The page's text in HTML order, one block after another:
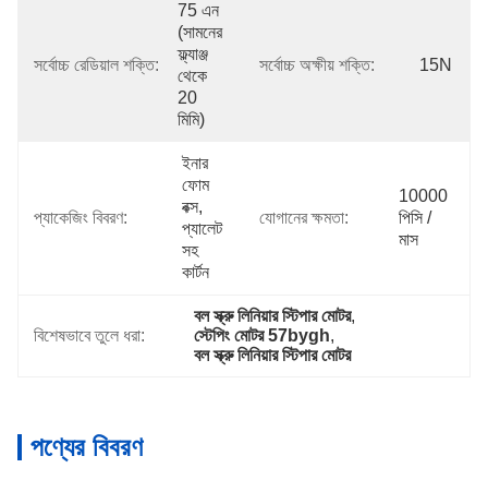
সর্বোচ্চ রেডিয়াল শক্তি:
75 এন
(সামনের
ফ্ল্যাঞ্জ
থেকে
20
মিমি)
সর্বোচ্চ অক্ষীয় শক্তি: 15N
প্যাকেজিং বিবরণ:
ইনার
ফোম
বক্স,
প্যালেট
সহ
কার্টন
যোগানের ক্ষমতা:
10000
পিসি /
মাস
বিশেষভাবে তুলে ধরা:
বল স্ক্রু লিনিয়ার স্টিপার মোটর,
স্টেপিং মোটর 57bygh,
বল স্ক্রু লিনিয়ার স্টিপার মোটর
পণ্যের বিবরণ